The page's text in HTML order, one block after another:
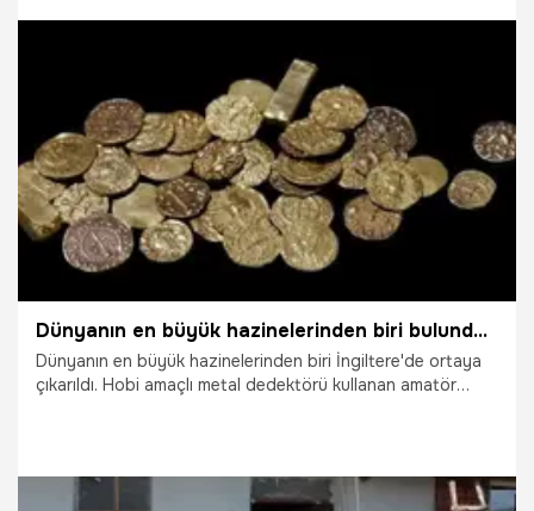
14.01.2022 Yaşam
Dünyanın en büyük hazinelerinden biri bulundu! 131 altın sikke ve...
Dünyanın en büyük hazinelerinden biri İngiltere'de ortaya
çıkarıldı. Hobi amaçlı metal dedektörü kullanan amatör